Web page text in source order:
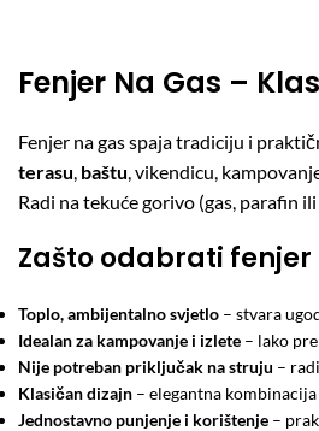
Fenjer Na Gas –
Fenjer na gas spaja tradiciju i
terasu, baštu, vikendicu,
Radi na tekuće gorivo (gas, parafin
Zašto odabrati fenjer
Toplo, ambijentalno svjetlo – stvara
Idealan za kampovanje i izlete – lako
Nije potreban priključak na struju –
Klasičan dizajn – elegantna
Jednostavno punjenje i korištenje –